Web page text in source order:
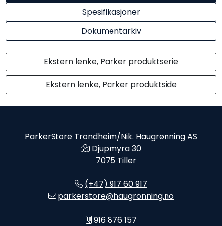
Spesifikasjoner
Dokumentarkiv
Ekstern lenke, Parker produktserie
Ekstern lenke, Parker produktside
ParkerStore Trondheim/Nik. Haugrønning AS
Djupmyra 30
7075 Tiller
(+47) 917 60 917
parkerstore@haugronning.no
916 876 157